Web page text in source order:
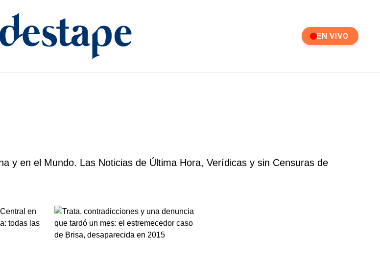
EN VIVO
y en el Mundo. Las Noticias de Última Hora, Verídicas y sin Censuras de